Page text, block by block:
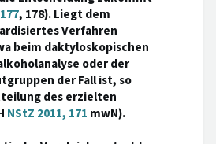
, 178). Liegt dem
Verfahren
beim daktyloskopischen
oder der
der Fall ist, so
des erzielten
NStZ 2011, 171 mwN).